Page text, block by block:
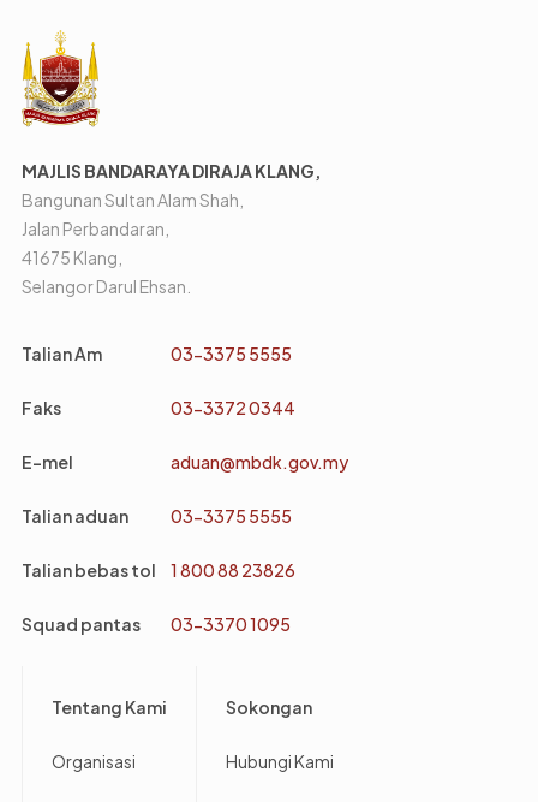
MAJLIS BANDARAYA DIRAJA KLANG,
Bangunan Sultan Alam Shah,
Jalan Perbandaran,
41675 Klang,
Selangor Darul Ehsan.
Talian Am 03-3375 5555
Faks 03-3372 0344
E-mel aduan@mbdk.gov.my
Talian aduan 03-3375 5555
Talian bebas tol 1 800 88 23826
Squad pantas 03-3370 1095
Tentang Kami
Organisasi
Sokongan
Hubungi Kami